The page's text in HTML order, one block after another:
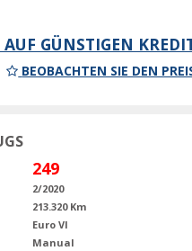
AUF GÜNSTIGEN
BEOBACHTEN SIE DEN
249
2/2020
213.320 Km
Euro VI
Manual